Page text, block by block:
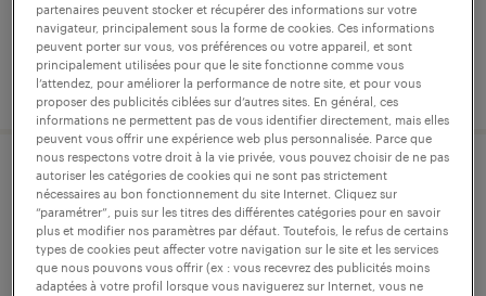
17,21 € par heure
publié le 24 juillet 2026
infirmier de bloc opératoire de (f/h)
montauban, tarn-et-garonne
cdd
partenaires peuvent stocker et récupérer des informations sur votre
navigateur, principalement sous la forme de cookies. Ces informations
peuvent porter sur vous, vos préférences ou votre appareil, et sont
principalement utilisées pour que le site fonctionne comme vous
l’attendez, pour améliorer la performance de notre site, et pour vous
proposer des publicités ciblées sur d’autres sites. En général, ces
informations ne permettent pas de vous identifier directement, mais elles
peuvent vous offrir une expérience web plus personnalisée. Parce que
nous respectons votre droit à la vie privée, vous pouvez choisir de ne pas
autoriser les catégories de cookies qui ne sont pas strictement
nécessaires au bon fonctionnement du site Internet. Cliquez sur
“paramétrer”, puis sur les titres des différentes catégories pour en savoir
plus et modifier nos paramètres par défaut. Toutefois, le refus de certains
types de cookies peut affecter votre navigation sur le site et les services
que nous pouvons vous offrir (ex : vous recevrez des publicités moins
adaptées à votre profil lorsque vous naviguerez sur Internet, vous ne